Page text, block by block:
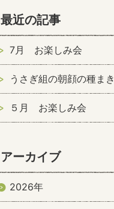
最近の記事
7月 お楽しみ会
うさぎ組の朝顔の種まき
５月 お楽しみ会
アーカイブ
2026年